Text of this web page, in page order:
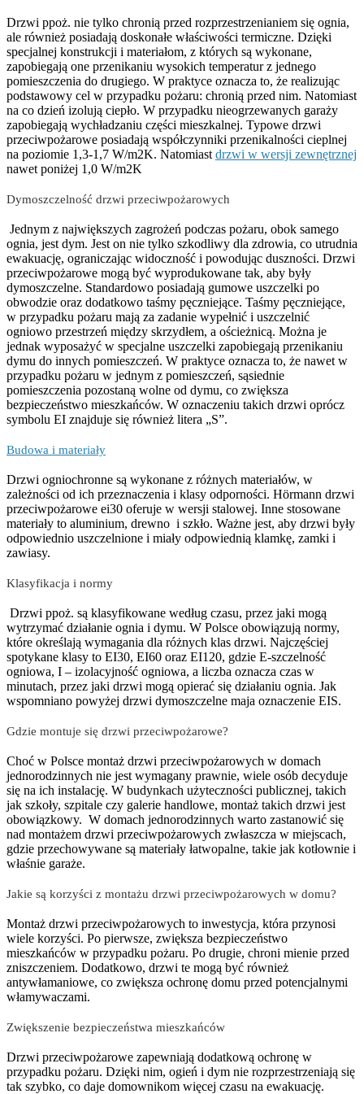
Drzwi ppoż. nie tylko chronią przed rozprzestrzenianiem się ognia,
ale również posiadają doskonałe właściwości termiczne. Dzięki
specjalnej konstrukcji i materiałom, z których są wykonane,
zapobiegają one przenikaniu wysokich temperatur z jednego
pomieszczenia do drugiego. W praktyce oznacza to, że realizując
podstawowy cel w przypadku pożaru: chronią przed nim. Natomiast
na co dzień izolują ciepło. W przypadku nieogrzewanych garaży
zapobiegają wychładzaniu części mieszkalnej. Typowe drzwi
przeciwpożarowe posiadają współczynniki przenikalności cieplnej
na poziomie 1,3-1,7 W/m2K. Natomiast drzwi w wersji zewnętrznej
nawet poniżej 1,0 W/m2K
Dymoszczelność drzwi przeciwpożarowych
Jednym z największych zagrożeń podczas pożaru, obok samego
ognia, jest dym. Jest on nie tylko szkodliwy dla zdrowia, co utrudnia
ewakuację, ograniczając widoczność i powodując duszności. Drzwi
przeciwpożarowe mogą być wyprodukowane tak, aby były
dymoszczelne. Standardowo posiadają gumowe uszczelki po
obwodzie oraz dodatkowo taśmy pęczniejące. Taśmy pęczniejące,
w przypadku pożaru mają za zadanie wypełnić i uszczelnić
ogniowo przestrzeń między skrzydłem, a ościeżnicą. Można je
jednak wyposażyć w specjalne uszczelki zapobiegają przenikaniu
dymu do innych pomieszczeń. W praktyce oznacza to, że nawet w
przypadku pożaru w jednym z pomieszczeń, sąsiednie
pomieszczenia pozostaną wolne od dymu, co zwiększa
bezpieczeństwo mieszkańców. W oznaczeniu takich drzwi oprócz
symbolu EI znajduje się również litera „S”.
Budowa i materiały
Drzwi ogniochronne są wykonane z różnych materiałów, w
zależności od ich przeznaczenia i klasy odporności. Hörmann drzwi
przeciwpożarowe ei30 oferuje w wersji stalowej. Inne stosowane
materiały to aluminium, drewno i szkło. Ważne jest, aby drzwi były
odpowiednio uszczelnione i miały odpowiednią klamkę, zamki i
zawiasy.
Klasyfikacja i normy
Drzwi ppoż. są klasyfikowane według czasu, przez jaki mogą
wytrzymać działanie ognia i dymu. W Polsce obowiązują normy,
które określają wymagania dla różnych klas drzwi. Najczęściej
spotykane klasy to EI30, EI60 oraz EI120, gdzie E-szczelność
ogniowa, I – izolacyjność ogniowa, a liczba oznacza czas w
minutach, przez jaki drzwi mogą opierać się działaniu ognia. Jak
wspomniano powyżej drzwi dymoszczelne maja oznaczenie EIS.
Gdzie montuje się drzwi przeciwpożarowe?
Choć w Polsce montaż drzwi przeciwpożarowych w domach
jednorodzinnych nie jest wymagany prawnie, wiele osób decyduje
się na ich instalację. W budynkach użyteczności publicznej, takich
jak szkoły, szpitale czy galerie handlowe, montaż takich drzwi jest
obowiązkowy. W domach jednorodzinnych warto zastanowić się
nad montażem drzwi przeciwpożarowych zwłaszcza w miejscach,
gdzie przechowywane są materiały łatwopalne, takie jak kotłownie i
właśnie garaże.
Jakie są korzyści z montażu drzwi przeciwpożarowych w domu?
Montaż drzwi przeciwpożarowych to inwestycja, która przynosi
wiele korzyści. Po pierwsze, zwiększa bezpieczeństwo
mieszkańców w przypadku pożaru. Po drugie, chroni mienie przed
zniszczeniem. Dodatkowo, drzwi te mogą być również
antywłamaniowe, co zwiększa ochronę domu przed potencjalnymi
włamywaczami.
Zwiększenie bezpieczeństwa mieszkańców
Drzwi przeciwpożarowe zapewniają dodatkową ochronę w
przypadku pożaru. Dzięki nim, ogień i dym nie rozprzestrzeniają się
tak szybko, co daje domownikom więcej czasu na ewakuację.